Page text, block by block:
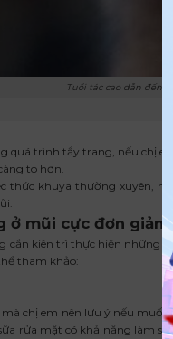
Tuổi tác cao dẫn đến
quá trình tẩy trang, nếu chị
to hơn.
thức khuya thường xuyên,
ở mũi cực đơn giản
kiên trì thực hiện những
tham khảo:
chị em nên lưu ý nếu
rửa mặt có khả năng làm